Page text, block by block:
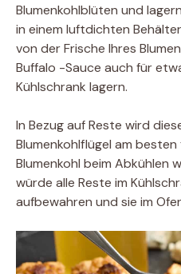
Blumenkohlblüten und
in einem luftdichten
von der Frische Ihres
Buffalo -Sauce auch für
Kühlschrank lagern.
In Bezug auf Reste wird
Blumenkohlflügel am
Blumenkohl beim Abkühlen
würde alle Reste im
aufbewahren und sie im